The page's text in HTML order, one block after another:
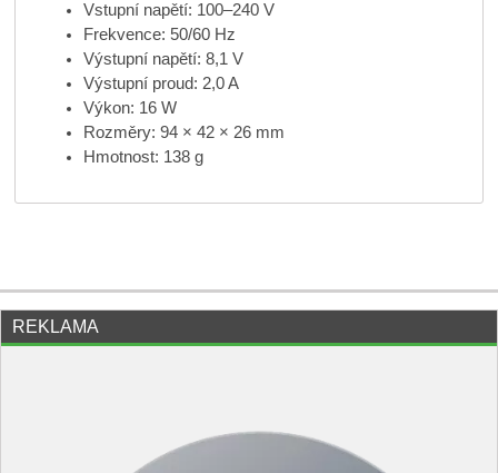
Vstupní napětí: 100–240 V
Frekvence: 50/60 Hz
Výstupní napětí: 8,1 V
Výstupní proud: 2,0 A
Výkon: 16 W
Rozměry: 94 × 42 × 26 mm
Hmotnost: 138 g
REKLAMA